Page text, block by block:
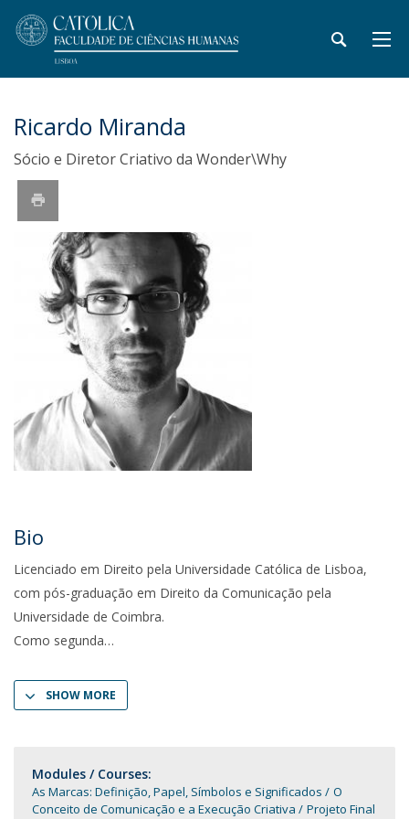
Ricardo Miranda
Sócio e Diretor Criativo da Wonder\Why
Bio
Licenciado em Direito pela Universidade Católica de Lisboa,
com pós-graduação em Direito da Comunicação pela
Universidade de Coimbra.
Como segunda
SHOW MORE
Modules / Courses:
As Marcas: Definição, Papel, Símbolos e Significados
O
Conceito de Comunicação e a Execução Criativa
Projeto Final